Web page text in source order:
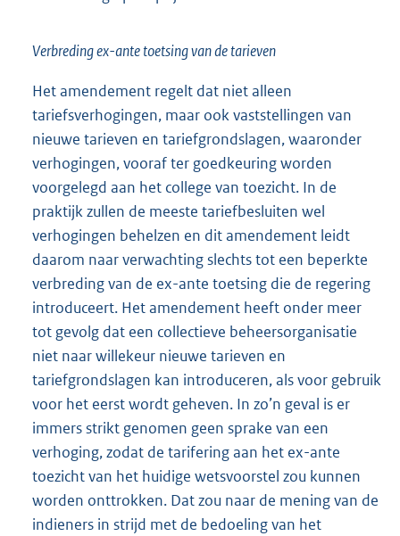
Verbreding ex-ante toetsing van de tarieven
Het amendement regelt dat niet alleen
tariefsverhogingen, maar ook vaststellingen van
nieuwe tarieven en tariefgrondslagen, waaronder
verhogingen, vooraf ter goedkeuring worden
voorgelegd aan het college van toezicht. In de
praktijk zullen de meeste tariefbesluiten wel
verhogingen behelzen en dit amendement leidt
daarom naar verwachting slechts tot een beperkte
verbreding van de ex-ante toetsing die de regering
introduceert. Het amendement heeft onder meer
tot gevolg dat een collectieve beheersorganisatie
niet naar willekeur nieuwe tarieven en
tariefgrondslagen kan introduceren, als voor gebruik
voor het eerst wordt geheven. In zo’n geval is er
immers strikt genomen geen sprake van een
verhoging, zodat de tarifering aan het ex-ante
toezicht van het huidige wetsvoorstel zou kunnen
worden onttrokken. Dat zou naar de mening van de
indieners in strijd met de bedoeling van het